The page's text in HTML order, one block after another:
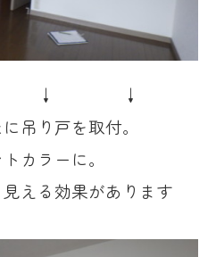
↓
吊り戸を取付。
カラーに。
える効果があります